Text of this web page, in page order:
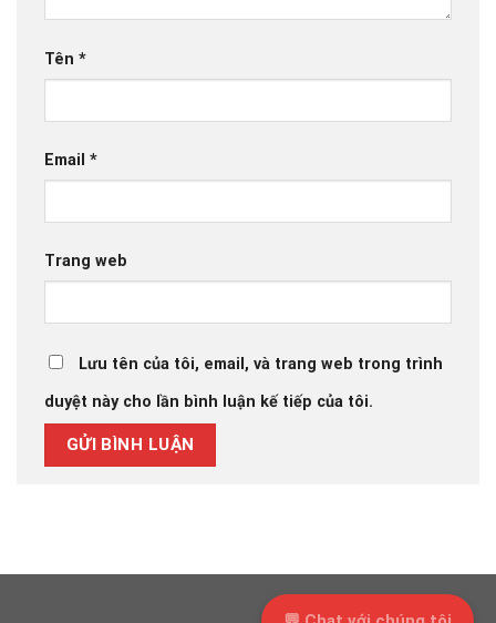
Tên *
Email *
Trang web
Lưu tên của tôi, email, và trang web trong trình
duyệt này cho lần bình luận kế tiếp của tôi.